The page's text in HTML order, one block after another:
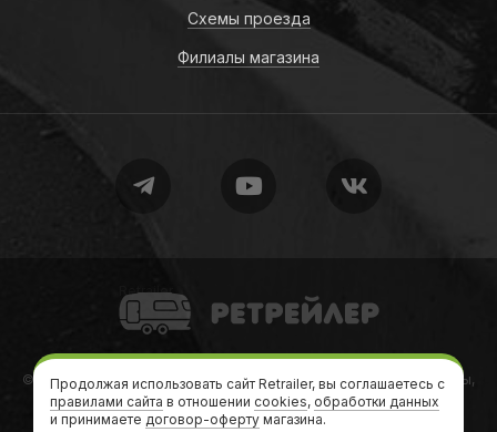
Схемы проезда
Филиалы магазина
Retrailer
© 2010-2026Retrailer Ретрейлер — Автодома, кемперы, трейлеры,
дачи на колесах
Теги
• Формальности • Карта сайта
Продолжая использовать сайт Retrailer, вы соглашаетесь с
правилами сайта в отношении cookies, обработки данных
и принимаете договор-оферту магазина.